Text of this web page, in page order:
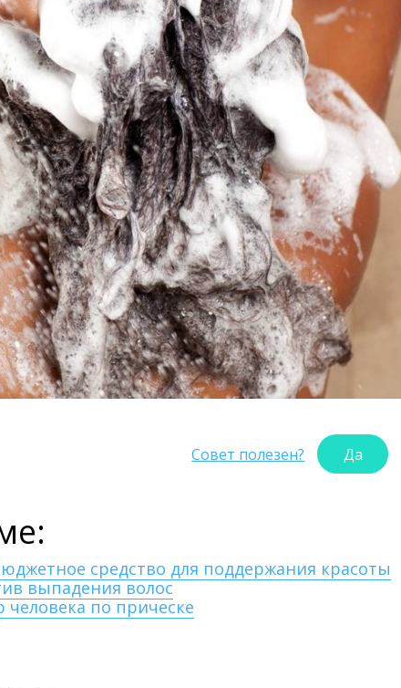
Совет полезен? Да
средство для поддержания красоты
выпадения волос
человека по прическе